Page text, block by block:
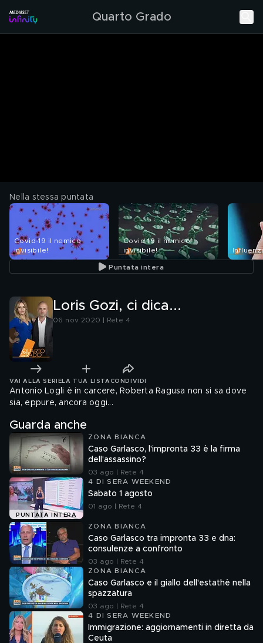
Quarto Grado
Nella stessa puntata
Covid-19 il nemico
invisibile!
Covid-19 il nemico
invisibile!
Puntata intera
Loris Gozi, ci dica...
06 nov 2020 | Rete 4
VAI ALLA SERIE LA TUA LISTA CONDIVIDI
Antonio Logli è in carcere, Roberta Ragusa non si sa dove
sia, eppure, ancora oggi...
Guarda anche
ZONA BIANCA
Caso Garlasco, l'impronta 33 è la firma
dell'assassino?
03 ago | Rete 4
PUNTATA INTERA
4 DI SERA WEEKEND
Sabato 1 agosto
01 ago | Rete 4
ZONA BIANCA
Caso Garlasco tra impronta 33 e dna:
consulenze a confronto
03 ago | Rete 4
ZONA BIANCA
Caso Garlasco e il giallo dell'estathè nella
spazzatura
03 ago | Rete 4
4 DI SERA WEEKEND
Immigrazione: aggiornamenti in diretta da
Ceuta